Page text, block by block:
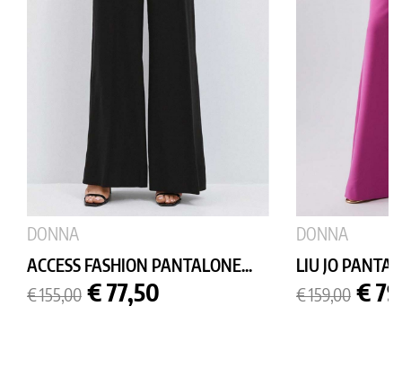
DONNA
ACCESS FASHION PANTALONE...
Prezzo
base
€ 155,00 Prezzo
€ 77,50
DONNA
LIU JO
Prezzo
base
€ 159,00 €